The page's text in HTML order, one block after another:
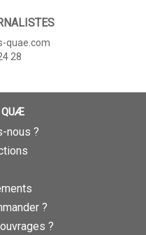
quae.com
28
QUÆ
nous ?
?
?